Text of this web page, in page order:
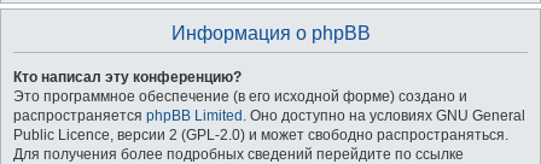
Информация о phpBB
Кто написал эту конференцию?
Это программное обеспечение (в его исходной форме) создано и
распространяется phpBB Limited . Оно доступно на условиях GNU General
Public Licence, версии 2 (GPL-2.0) и может свободно распространяться.
Для получения более подробных сведений перейдите по ссылке